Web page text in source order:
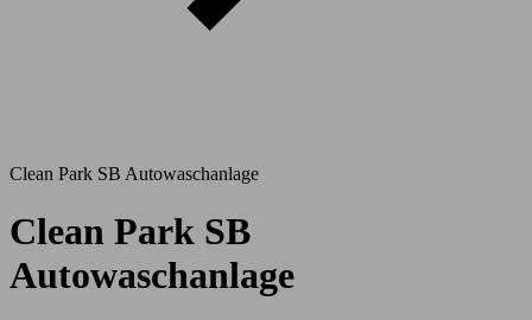
Clean Park SB Autowaschanlage
Clean Park SB
Autowaschanlage